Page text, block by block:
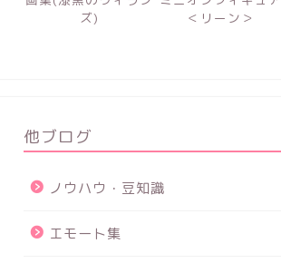
ズ)
＜リーン＞
他ブログ
ノウハウ・豆知識
エモート集